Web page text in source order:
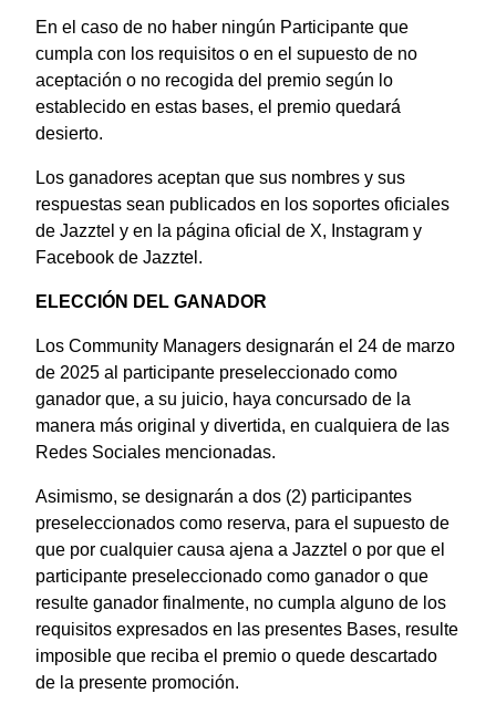
En el caso de no haber ningún Participante que
cumpla con los requisitos o en el supuesto de no
aceptación o no recogida del premio según lo
establecido en estas bases, el premio quedará
desierto.
Los ganadores aceptan que sus nombres y sus
respuestas sean publicados en los soportes oficiales
de Jazztel y en la página oficial de X, Instagram y
Facebook de Jazztel.
ELECCIÓN DEL GANADOR
Los Community Managers designarán el 24 de marzo
de 2025 al participante preseleccionado como
ganador que, a su juicio, haya concursado de la
manera más original y divertida, en cualquiera de las
Redes Sociales mencionadas.
Asimismo, se designarán a dos (2) participantes
preseleccionados como reserva, para el supuesto de
que por cualquier causa ajena a Jazztel o por que el
participante preseleccionado como ganador o que
resulte ganador finalmente, no cumpla alguno de los
requisitos expresados en las presentes Bases, resulte
imposible que reciba el premio o quede descartado
de la presente promoción.